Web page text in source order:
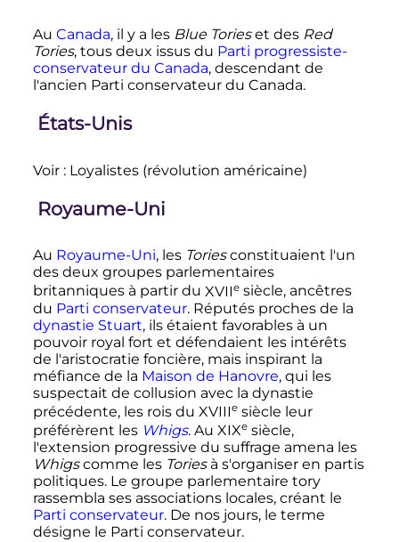
Au Canada, il y a les Blue Torieset des Red
Tories, tous deux issus du Parti progressiste-
conservateur du Canada, descendant de
l'ancien Parti conservateur du Canada.
États-Unis
Voir : Loyalistes (révolution américaine)
Royaume-Uni
Au Royaume-Uni, les Toriesconstituaient l'un
des deux groupes parlementaires
britanniques à partir du XVIIe siècle, ancêtres
du Parti conservateur. Réputés proches de la
dynastie Stuart, ils étaient favorables à un
pouvoir royal fort et défendaient les intérêts
de l'aristocratie foncière, mais inspirant la
méfiance de la Maison de Hanovre, qui les
suspectait de collusion avec la dynastie
précédente, les rois du XVIIIe siècle leur
préférèrent les Whigs. Au XIXe siècle,
l'extension progressive du suffrage amena les
Whigscomme les Toriesà s'organiser en partis
politiques. Le groupe parlementaire tory
rassembla ses associations locales, créant le
Parti conservateur. De nos jours, le terme
désigne le Parti conservateur.